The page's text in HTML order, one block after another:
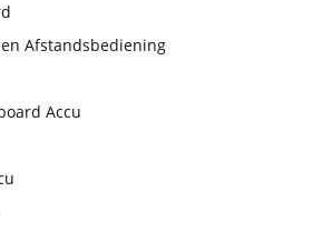
Afstandsbediening
Accu